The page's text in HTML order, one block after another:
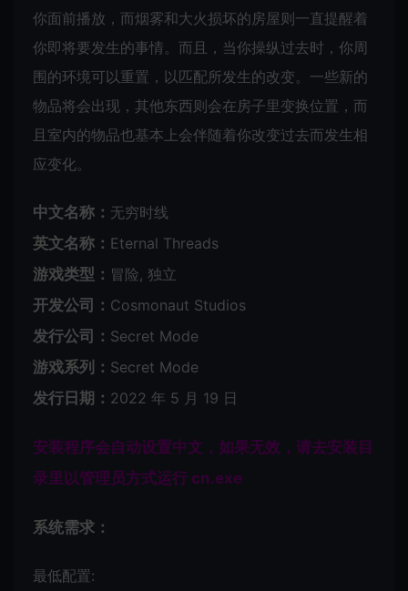
你面前播放，而烟雾和大火损坏的房屋则一直提醒着
你即将要发生的事情。而且，当你操纵过去时，你周
围的环境可以重置，以匹配所发生的改变。一些新的
物品将会出现，其他东西则会在房子里变换位置，而
且室内的物品也基本上会伴随着你改变过去而发生相
应变化。
中文名称： 无穷时线
英文名称： Eternal Threads
游戏类型： 冒险, 独立
开发公司： Cosmonaut Studios
发行公司： Secret Mode
游戏系列： Secret Mode
发行日期： 2022 年 5 月 19 日
安装程序会自动设置中文，如果无效，请去安装目
录里以管理员方式运行 cn.exe
系统需求：
最低配置: